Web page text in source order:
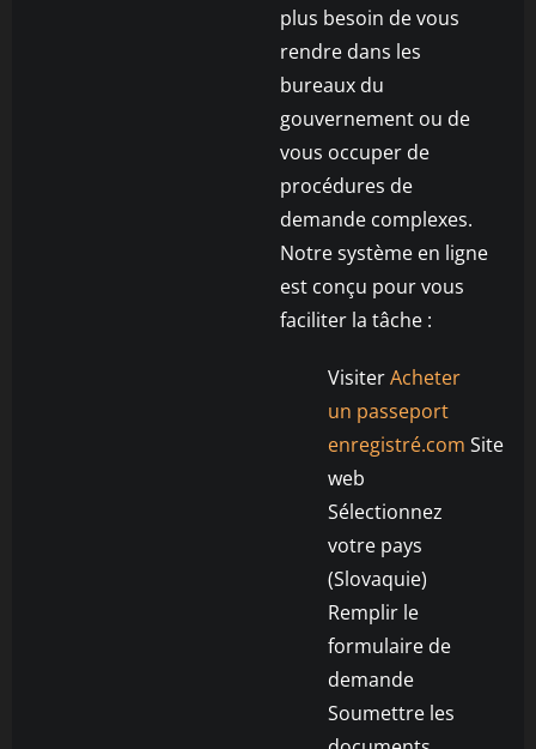
plus besoin de vous
rendre dans les
bureaux du
gouvernement ou de
vous occuper de
procédures de
demande complexes.
Notre système en ligne
est conçu pour vous
faciliter la tâche :
VisiterAcheter
un passeport
enregistré.com Site
web
Sélectionnez
votre pays
(Slovaquie)
Remplir le
formulaire de
demande
Soumettre les